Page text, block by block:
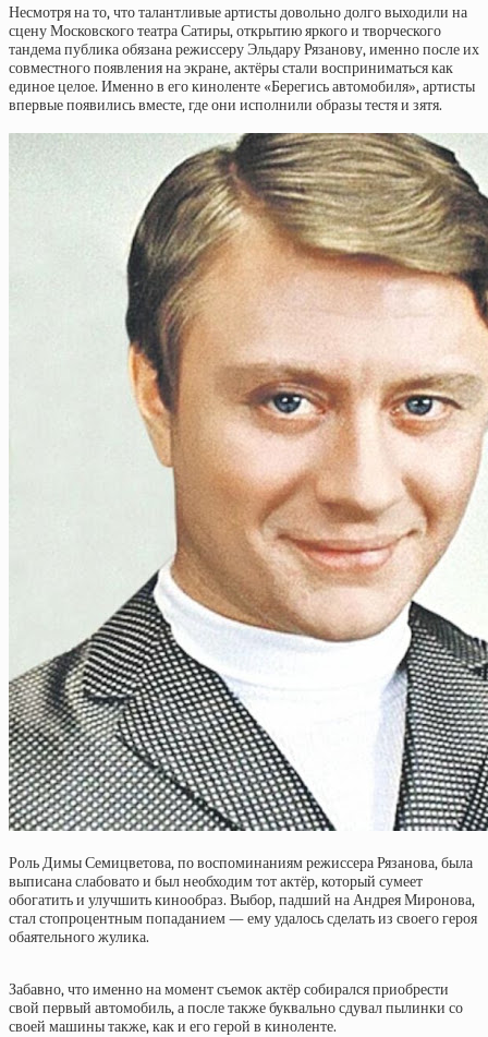
Несмотря на то, что талантливые артисты довольно долго выходили на
сцену Московского театра Сатиры, открытию яркого и творческого
тандема публика обязана режиссеру Эльдару Рязанову, именно после их
совместного появления на экране, актёры стали восприниматься как
единое целое. Именно в его киноленте «Берегись автомобиля», артисты
впервые появились вместе, где они исполнили образы тестя и зятя.
Роль Димы Семицветова, по воспоминаниям режиссера Рязанова, была
выписана слабовато и был необходим тот актёр, который сумеет
обогатить и улучшить кинообраз. Выбор, падший на Андрея Миронова,
стал стопроцентным попаданием — ему удалось сделать из своего героя
обаятельного жулика.
Забавно, что именно на момент съемок актёр собирался приобрести
свой первый автомобиль, а после также буквально сдувал пылинки со
своей машины также, как и его герой в киноленте.